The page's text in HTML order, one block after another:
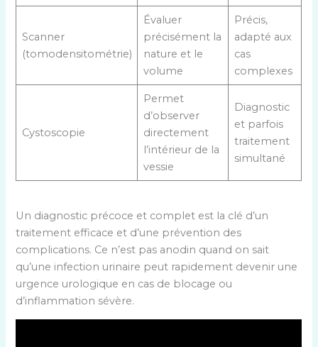
Scanner
(tomodensitométrie)
Évaluer
précisément la
nature et le
volume
Précis,
adapté aux
cas
complexes
Cystoscopie
Permet
d’observer
directement
l’intérieur de la
vessie
Diagnostic
et parfois
traitement
simultané
Un diagnostic précoce et complet est la clé d’un
traitement efficace et d’une prévention des
complications. Ce n’est pas anodin quand on sait
qu’une infection urinaire peut rapidement devenir une
urgence urologique en cas de blocage ou
d’inflammation sévère.